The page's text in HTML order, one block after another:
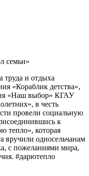
семьи»
труда и отдыха
«Кораблик детства»,
«Наш выбор» КГАУ
в честь
провели социальную
к
тепло», которая
вручили односельчанам
с пожеланиями мира,
#дарютепло